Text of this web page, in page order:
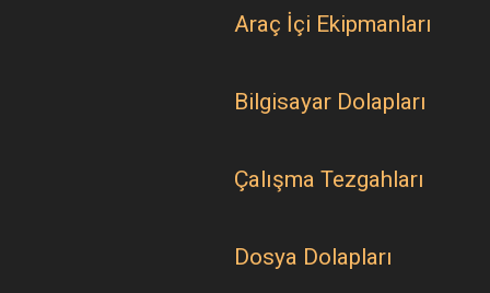
Araç İçi Ekipmanları
Bilgisayar Dolapları
Çalışma Tezgahları
Dosya Dolapları